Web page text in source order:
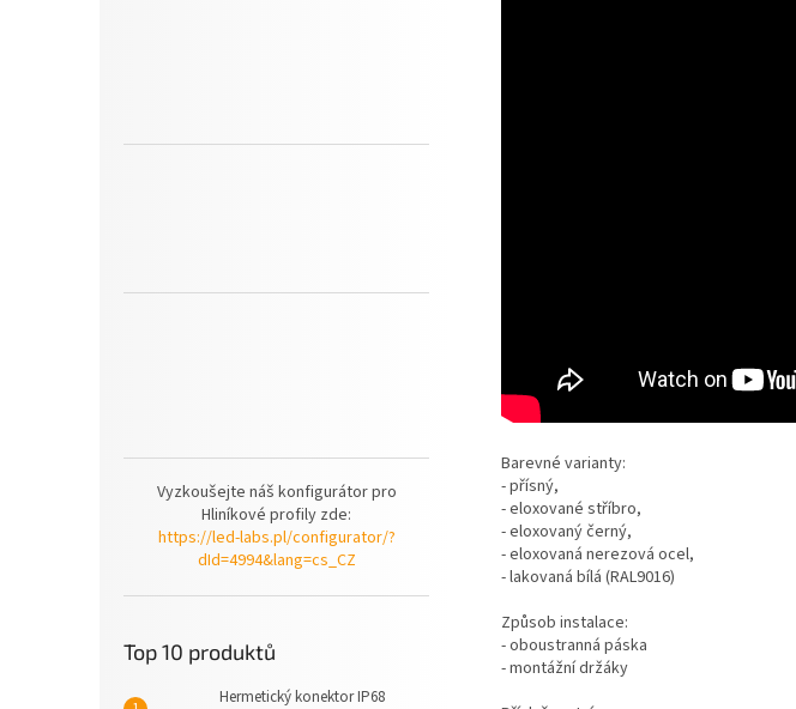
Vyzkoušejte náš konfigurátor pro
Hliníkové profily zde:
https://led-labs.pl/configurator/?
dId=4994&lang=cs_CZ
Top 10 produktů
Hermetický konektor IP68
Barevné varianty:
- přísný,
- eloxované stříbro,
- eloxovaný černý,
- eloxovaná nerezová ocel,
- lakovaná bílá (RAL9016)
Způsob instalace:
- oboustranná páska
- montážní držáky